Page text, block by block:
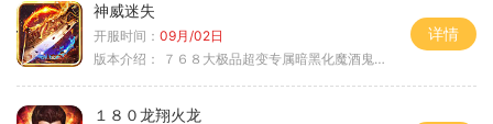
神威迷失
开服时间： 09月/02日
版本介绍：
７６８大极品超变专属暗黑化魔酒鬼微变合击火
详情
１８０龙翔火龙